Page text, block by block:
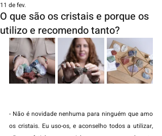
O que são os cristais e porque os
utilizo e recomendo tanto?
11 de fev.
- Não é novidade nenhuma para ninguém que amo
os cristais. Eu uso-os, e aconselho todos a utilizar,